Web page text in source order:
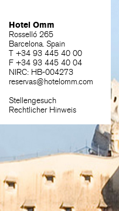
Hotel Omm
Rosselló 265
Barcelona. Spain
T +34 93 445 40 00
F +34 93 445 40 04
NIRC: HB-004273
reservas@hotelomm.com
Stellengesuch
Rechtlicher Hinweis